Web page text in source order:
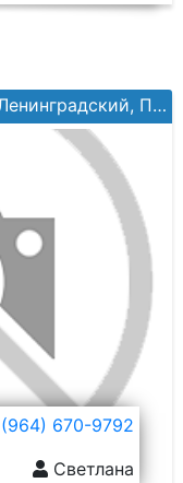
Псковская ул, №7
670-9792
Светлана